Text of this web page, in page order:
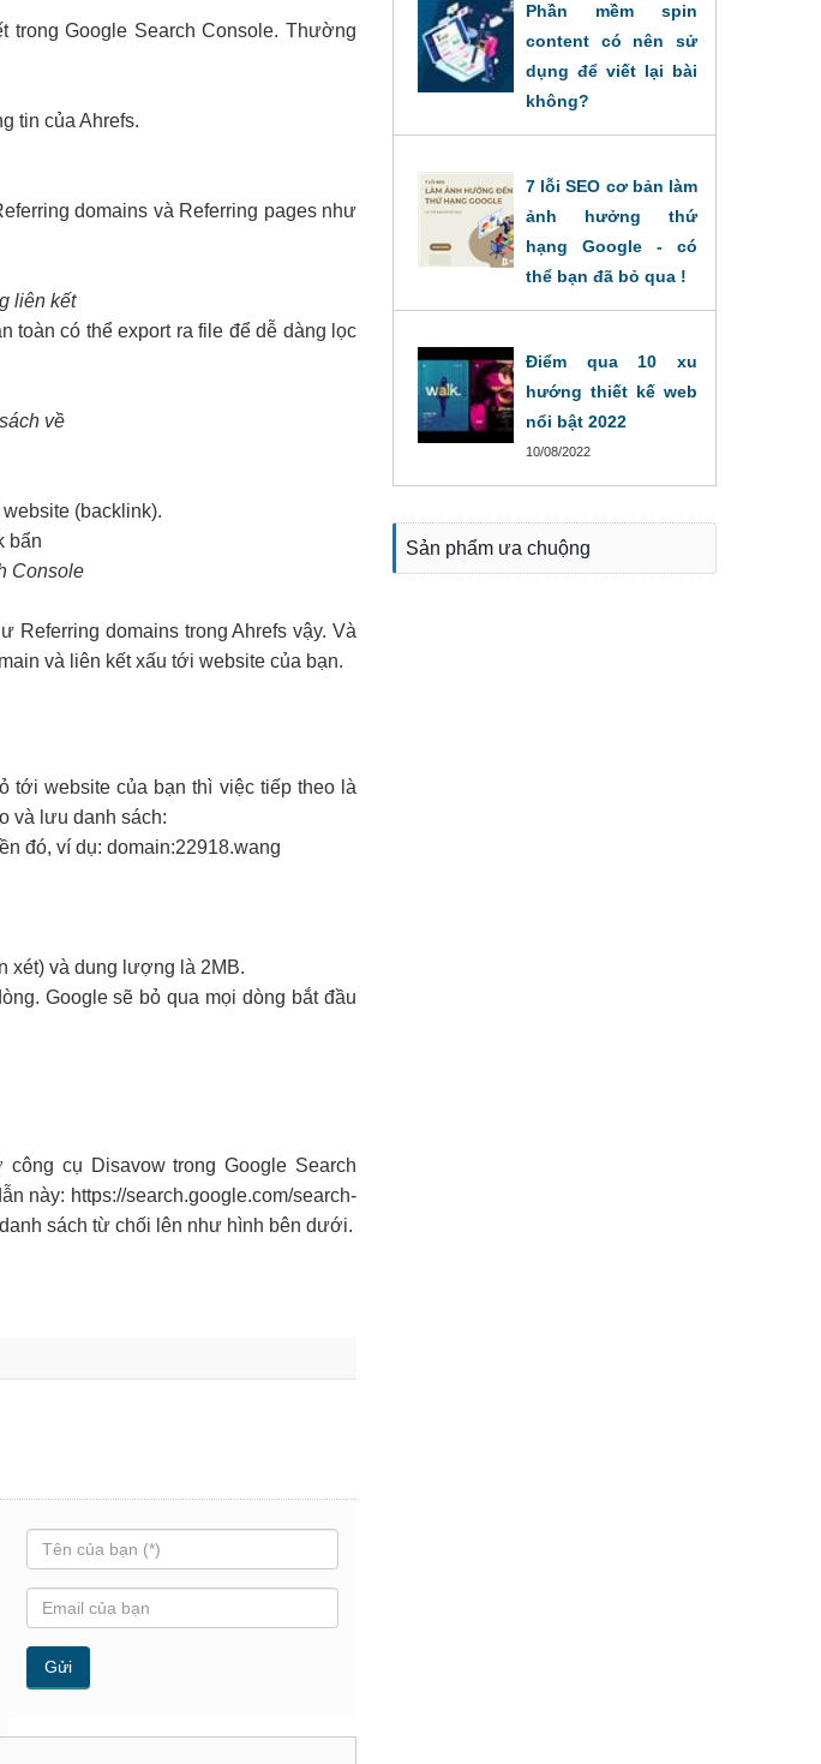
trong Google Search Console. Thường
tin của Ahrefs.
domains và Referring pages như
liên kết
toàn có thể export ra file để dễ dàng lọc
về
(backlink).
Console
Referring domains trong Ahrefs vậy. Và
và liên kết xấu tới website của bạn.
tới website của bạn thì việc tiếp theo là
và lưu danh sách:
đó, ví dụ: domain:22918.wang
xét) và dung lượng là 2MB.
Google sẽ bỏ qua mọi dòng bắt đầu
cụ Disavow trong Google Search
này: https://search.google.com/search-
sách từ chối lên như hình bên dưới.
Phần mềm spin
content có nên sử
dụng để viết lại bài
không?
7 lỗi SEO cơ bản làm
ảnh hưởng thứ
hạng Google - có
thể bạn đã bỏ qua !
Điểm qua 10 xu
hướng thiết kế web
nổi bật 2022
10/08/2022
Sản phẩm ưa chuộng